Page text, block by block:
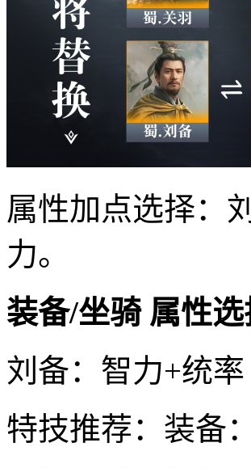
属性加点选择：
力。
装备/坐骑 属性
刘备：智力+统率
特技推荐：装备